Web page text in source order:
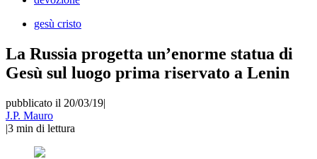
gesù cristo
La Russia progetta un’enorme statua di
Gesù sul luogo prima riservato a Lenin
pubblicato il 20/03/19|
J.P. Mauro
|3 min di lettura